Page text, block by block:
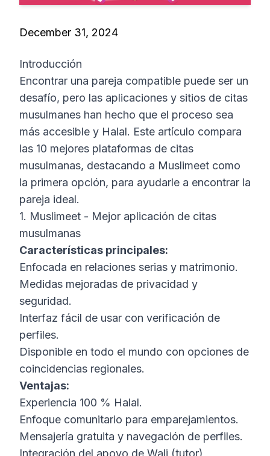
December 31, 2024
Introducción
Encontrar una pareja compatible puede ser un
desafío, pero las aplicaciones y sitios de citas
musulmanes han hecho que el proceso sea
más accesible y Halal. Este artículo compara
las 10 mejores plataformas de citas
musulmanas, destacando a Muslimeet como
la primera opción, para ayudarle a encontrar la
pareja ideal.
1. Muslimeet - Mejor aplicación de citas
musulmanas
Características principales:
Enfocada en relaciones serias y matrimonio.
Medidas mejoradas de privacidad y
seguridad.
Interfaz fácil de usar con verificación de
perfiles.
Disponible en todo el mundo con opciones de
coincidencias regionales.
Ventajas:
Experiencia 100 % Halal.
Enfoque comunitario para emparejamientos.
Mensajería gratuita y navegación de perfiles.